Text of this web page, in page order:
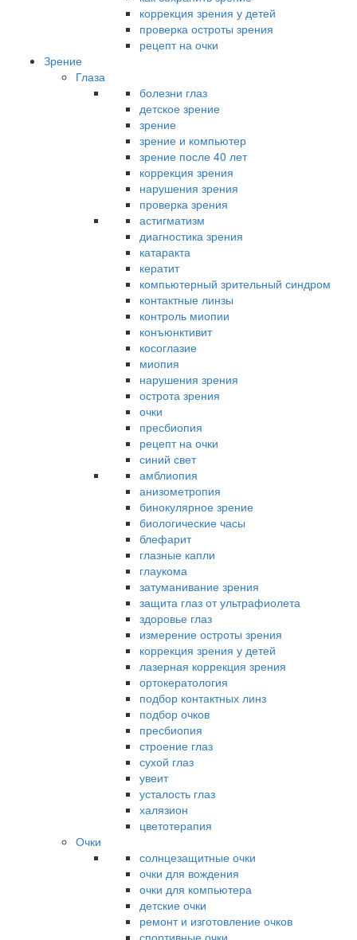
коррекция зрения у детей
проверка остроты зрения
рецепт на очки
Зрение
Глаза
болезни глаз
детское зрение
зрение
зрение и компьютер
зрение после 40 лет
коррекция зрения
нарушения зрения
проверка зрения
астигматизм
диагностика зрения
катаракта
кератит
компьютерный зрительный синдром
контактные линзы
контроль миопии
конъюнктивит
косоглазие
миопия
нарушения зрения
острота зрения
очки
пресбиопия
рецепт на очки
синий свет
амблиопия
анизометропия
бинокулярное зрение
биологические часы
блефарит
глазные капли
глаукома
затуманивание зрения
защита глаз от ультрафиолета
здоровье глаз
измерение остроты зрения
коррекция зрения у детей
лазерная коррекция зрения
ортокератология
подбор контактных линз
подбор очков
пресбиопия
строение глаз
сухой глаз
увеит
усталость глаз
халязион
цветотерапия
Очки
солнцезащитные очки
очки для вождения
очки для компьютера
детские очки
ремонт и изготовление очков